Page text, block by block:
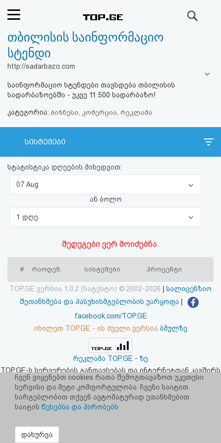
რეიტინგი
(მთავარი)
ფოსტა
კითხვა-
ავტორიზაცია
რეგისტრაცია
პაროლის
აღდგენა
HTML
კოდი
სალიცენზიო
პასუხისმგებლობის
უარყოფა
თბილისის საინფორმაციო
სტენდი
http://sadarbazo.com
საინფორმაციო სტენდები თავსდება თბილისის
სადარბაზოებში - უკვე 11 500 სადარბაზო!
კატეგორია: ბიზნესი, კომერცია, რეკლამა
სისტემები
სტატისტიკა დღეების მიხედვით:
07 Aug
ან ბოლო
1 დღე
შედეგები ვერ მოიძებნა.
# რაოდენ. სისტემები პროცენტი
TOP.GE ვერსია 1.0.2 (სატესტო) © 2002-2026
სალიცენზიო
შეთანხმება და პასუხისმგებლობის უარყოფა
facebook.com/TOP.GE
იხილეთ TOP.GE - ის ძველი ვერსია ბმულზე
რეკლამა TOP.GE - ზე
TOP.GE-ს სერვერების განთავსებას და ინტერნეტთან კავშირს
უზრუნველყოფს:CLOUD9
ჩვენ ვიყენებთ cookies რათა შემოგთავაზოთ უკეთესი
სერვისი და მეტი კომფორტულობა. ჩვენი საიტით
სარგებლობით თქვენ ავტომატურად ეთანხმებით
საიტის წესებსა და პირობებს
დახურვა